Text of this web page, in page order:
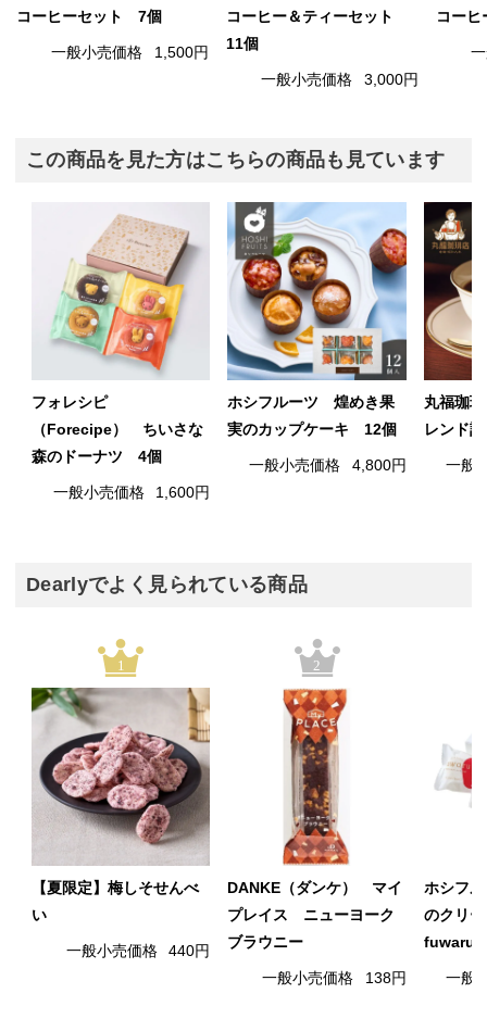
コーヒーセット 7個
一般小売価格 1,500円
コーヒー＆ティーセット
11個
一般小売価格 3,000円
コー
この商品を見た方はこちらの商品も見ています
フォレシピ
（Forecipe） ちいさな
森のドーナツ 4個
一般小売価格 1,600円
ホシフルーツ 煌めき果
実のカップケーキ 12個
一般小売価格 4,800円
丸福珈
レンド
一般
Dearlyでよく見られている商品
1
【夏限定】梅しそせんべ
い
一般小売価格 440円
2
DANKE（ダンケ） マイ
プレイス ニューヨーク
ブラウニー
一般小売価格 138円
ホシフ
のクリ
fuwaru
一般